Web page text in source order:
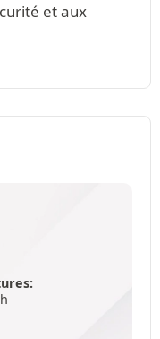
et aux